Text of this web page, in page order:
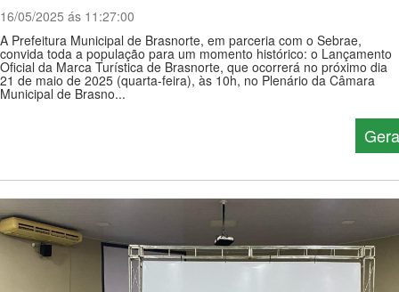
16/05/2025 ás 11:27:00
A Prefeitura Municipal de Brasnorte, em parceria com o Sebrae,
convida toda a população para um momento histórico: o Lançamento
Oficial da Marca Turística de Brasnorte, que ocorrerá no próximo dia
21 de maio de 2025 (quarta-feira), às 10h, no Plenário da Câmara
Municipal de Brasno...